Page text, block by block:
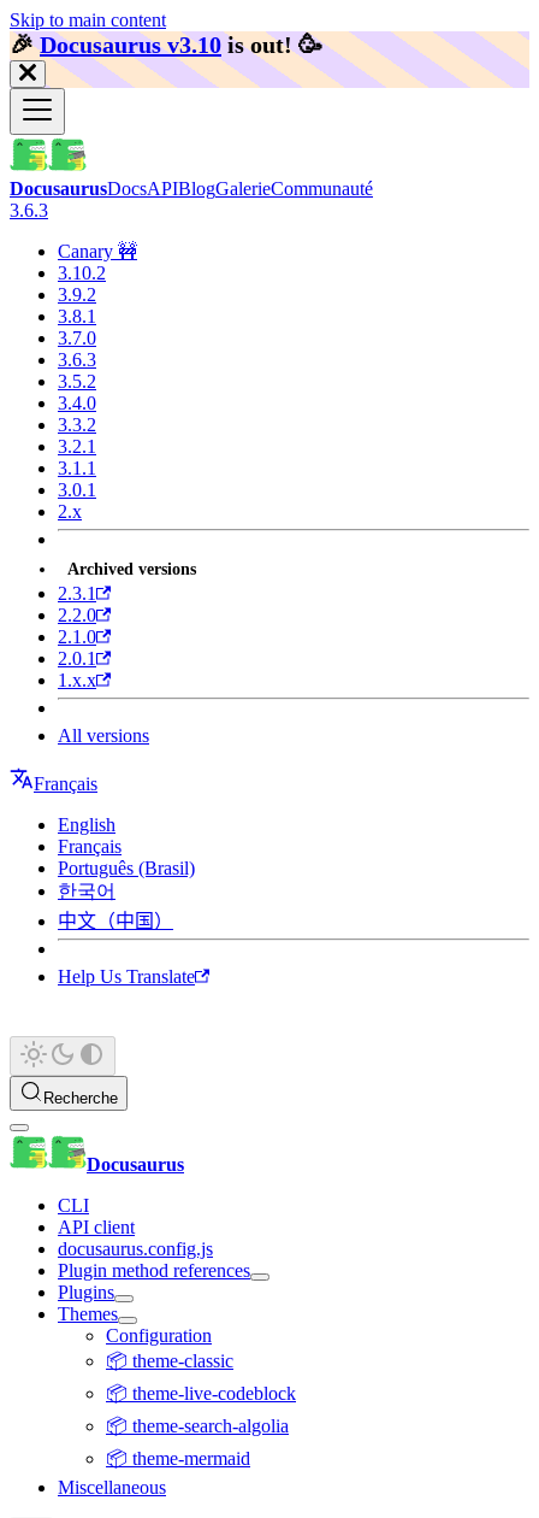
Skip to main content
🎉️Docusaurus v3.10 is out! 🥳️
DocusaurusDocsAPIBlogGalerieCommunauté
3.6.3
Canary 🚧
3.10.2
3.9.2
3.8.1
3.7.0
3.6.3
3.5.2
3.4.0
3.3.2
3.2.1
3.1.1
3.0.1
2.x
Archived versions
2.3.1
2.2.0
2.1.0
2.0.1
1.x.x
All versions
Français
English
Français
Português (Brasil)
한국어
中文（中国）
Help Us Translate
Recherche
Docusaurus
CLI
API client
docusaurus.config.js
Plugin method references
Plugins
Themes
Configuration
📦 theme-classic
📦 theme-live-codeblock
📦 theme-search-algolia
📦 theme-mermaid
Miscellaneous